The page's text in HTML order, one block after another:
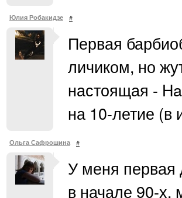
Юлия Робакидзе #
Первая
личиком, но
настоящая -
на 10-летие (в
Ольга Сафрошина #
У меня первая
в начале 90-х,